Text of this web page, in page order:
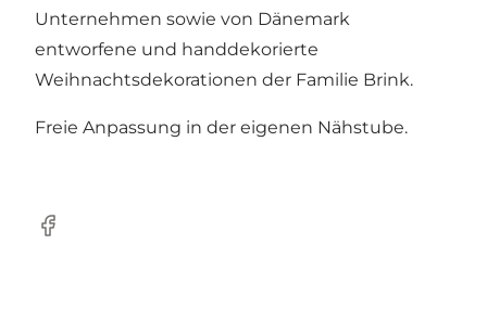
Unternehmen sowie von Dänemark
entworfene und handdekorierte
Weihnachtsdekorationen der Familie Brink.
Freie Anpassung in der eigenen Nähstube.
Facebook